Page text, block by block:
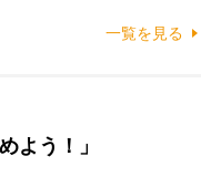
一覧を見る
よう！」